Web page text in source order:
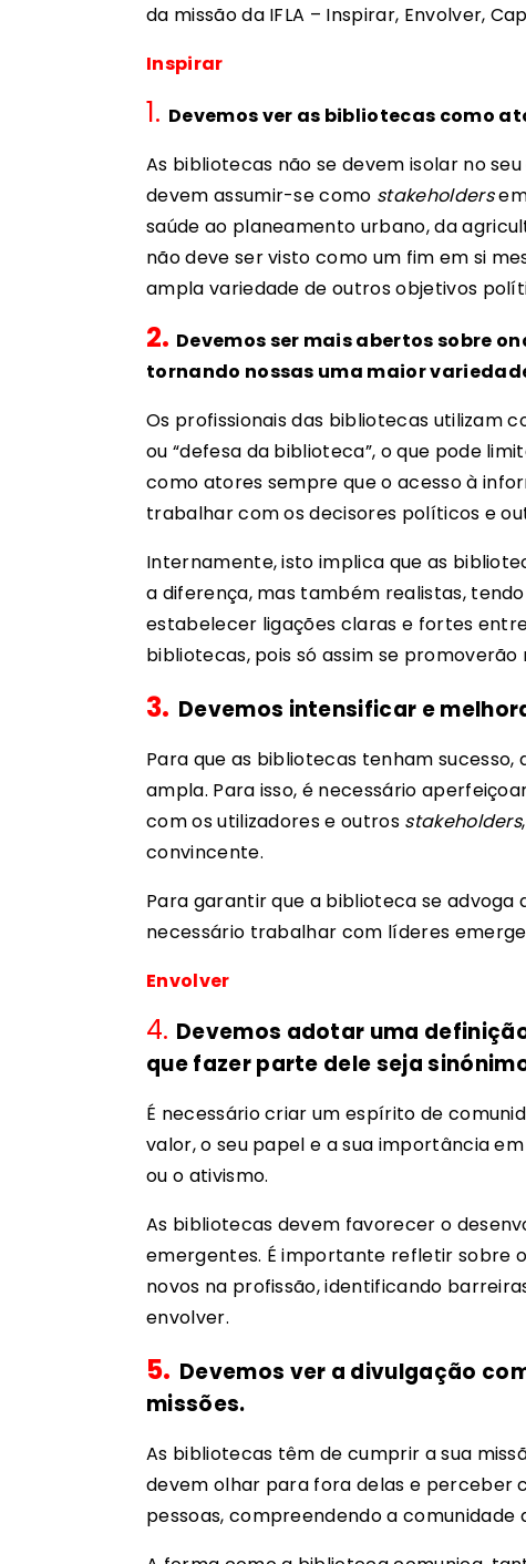
da missão da IFLA – Inspirar, Envolver,
Inspirar
1. Devemos ver as bibliotecas como
As bibliotecas não se devem isolar no
devem assumir-se como stakeholders
saúde ao planeamento urbano, da
não deve ser visto como um fim em si
ampla variedade de outros objetivos
2. Devemos ser mais abertos sobre
tornando nossas uma maior
Os profissionais das bibliotecas utilizam
ou “defesa da biblioteca”, o que pode
como atores sempre que o acesso à
trabalhar com os decisores políticos e
Internamente, isto implica que as
a diferença, mas também realistas,
estabelecer ligações claras e fortes
bibliotecas, pois só assim se promoverão
3. Devemos intensificar e
Para que as bibliotecas tenham
ampla. Para isso, é necessário
com os utilizadores e outros stakeholders
convincente.
Para garantir que a biblioteca se advoga
necessário trabalhar com líderes
Envolver
4. Devemos adotar uma
que fazer parte dele seja
É necessário criar um espírito de
valor, o seu papel e a sua importância
ou o ativismo.
As bibliotecas devem favorecer o
emergentes. É importante refletir sobre
novos na profissão, identificando
envolver.
5. Devemos ver a divulgação
missões.
As bibliotecas têm de cumprir a sua
devem olhar para fora delas e perceber
pessoas, compreendendo a comunidade